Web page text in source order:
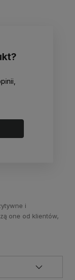
i
one od klientów,